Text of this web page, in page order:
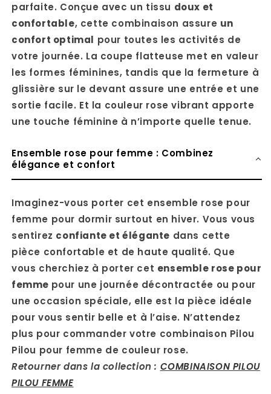
parfaite. Conçue avec un tissu doux et
confortable, cette combinaison assure un
confort optimal pour toutes les activités de
votre journée. La coupe flatteuse met en valeur
les formes féminines, tandis que la fermeture à
glissière sur le devant assure une entrée et une
sortie facile. Et la couleur rose vibrant apporte
une touche féminine à n’importe quelle tenue.
Ensemble rose pour femme : Combinez
élégance et confort
Imaginez-vous porter cet ensemble rose pour
femme pour dormir surtout en hiver. Vous vous
sentirez confiante et élégante dans cette
pièce confortable et de haute qualité. Que
vous cherchiez à porter cet ensemble rose pour
femme pour une journée décontractée ou pour
une occasion spéciale, elle est la pièce idéale
pour vous sentir belle et à l’aise. N’attendez
plus pour commander votre combinaison Pilou
Pilou pour femme de couleur rose.
Retourner dans la collection : COMBINAISON PILOU
PILOU FEMME